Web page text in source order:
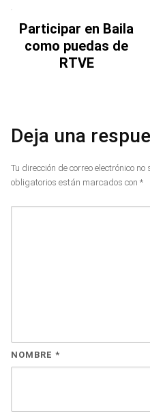
Participar en Baila
como puedas de
RTVE
Deja una
Tu dirección de correo electrónico
obligatorios están marcados con *
NOMBRE *